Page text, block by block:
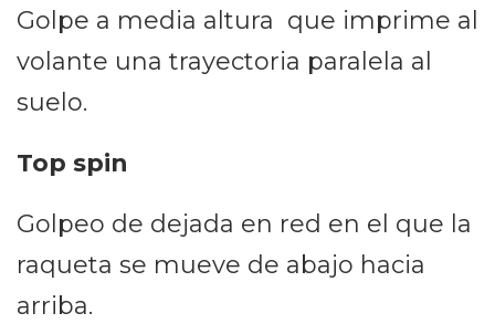
Golpe a media altura que imprime al
volante una trayectoria paralela al
suelo.
Top spin
Golpeo de dejada en red en el que la
raqueta se mueve de abajo hacia
arriba.